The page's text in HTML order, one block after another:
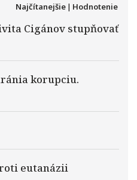
Najčítanejšie | Hodnotenie
Cigánov stupňovať
korupciu.
eutanázii